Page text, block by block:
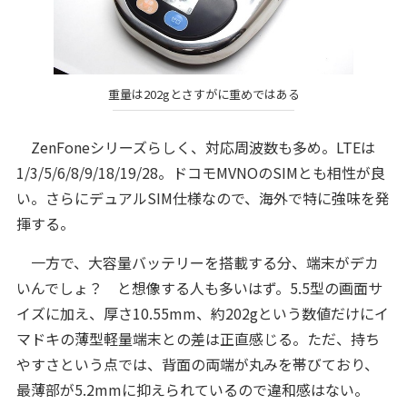
重量は202gとさすがに重めではある
ZenFoneシリーズらしく、対応周波数も多め。LTEは
1/3/5/6/8/9/18/19/28。ドコモMVNOのSIMとも相性が良
い。さらにデュアルSIM仕様なので、海外で特に強味を発
揮する。
一方で、大容量バッテリーを搭載する分、端末がデカ
いんでしょ？ と想像する人も多いはず。5.5型の画面サ
イズに加え、厚さ10.55mm、約202gという数値だけにイ
マドキの薄型軽量端末との差は正直感じる。ただ、持ち
やすさという点では、背面の両端が丸みを帯びており、
最薄部が5.2mmに抑えられているので違和感はない。